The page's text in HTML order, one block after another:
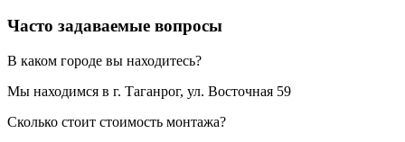
Часто задаваемые вопросы
В каком городе вы находитесь?
Мы находимся в г. Таганрог, ул. Восточная 59
Сколько стоит стоимость монтажа?